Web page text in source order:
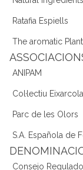
Ratafia Espiells
The aromatic
ANIPAM
Col·lectiu
Parc de les Olors
S.A. Española de
Consejo